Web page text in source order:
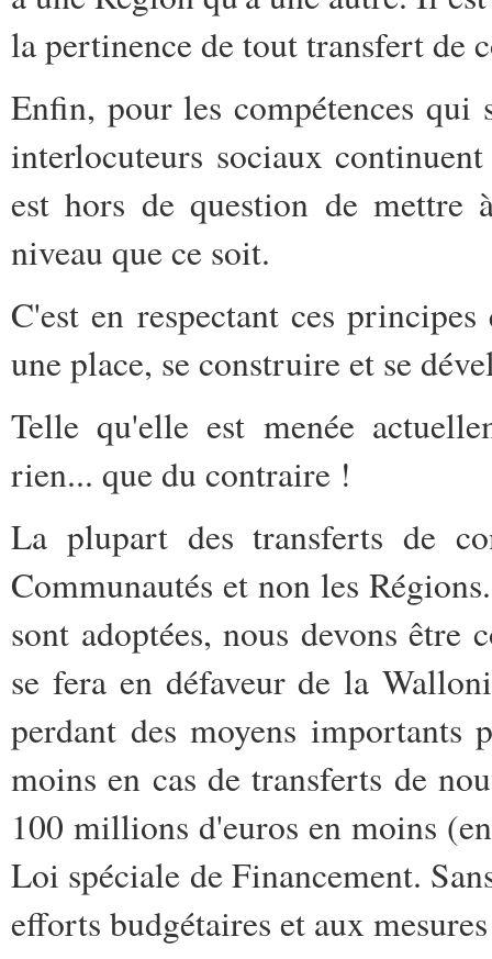
la pertinence de tout transfert de
Enfin, pour les compétences qui
interlocuteurs sociaux
est hors de question de mettre
niveau que ce soit.
C'est en respectant ces
une place, se construire et se
Telle qu'elle est menée
rien... que du contraire !
La plupart des transferts de
Communautés et non les
sont adoptées, nous devons
se fera en défaveur de la
perdant des moyens
moins en cas de transferts de
100 millions d'euros en moins
Loi spéciale de Financement.
efforts budgétaires et aux